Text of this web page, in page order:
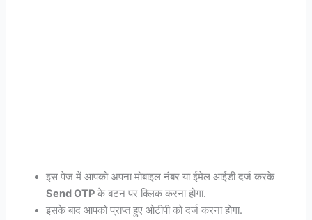
इस पेज में आपको अपना मोबाइल नंबर या ईमेल आईडी दर्ज करके
Send OTP के बटन पर क्लिक करना होगा.
इसके बाद आपको प्राप्त हुए ओटीपी को दर्ज करना होगा.